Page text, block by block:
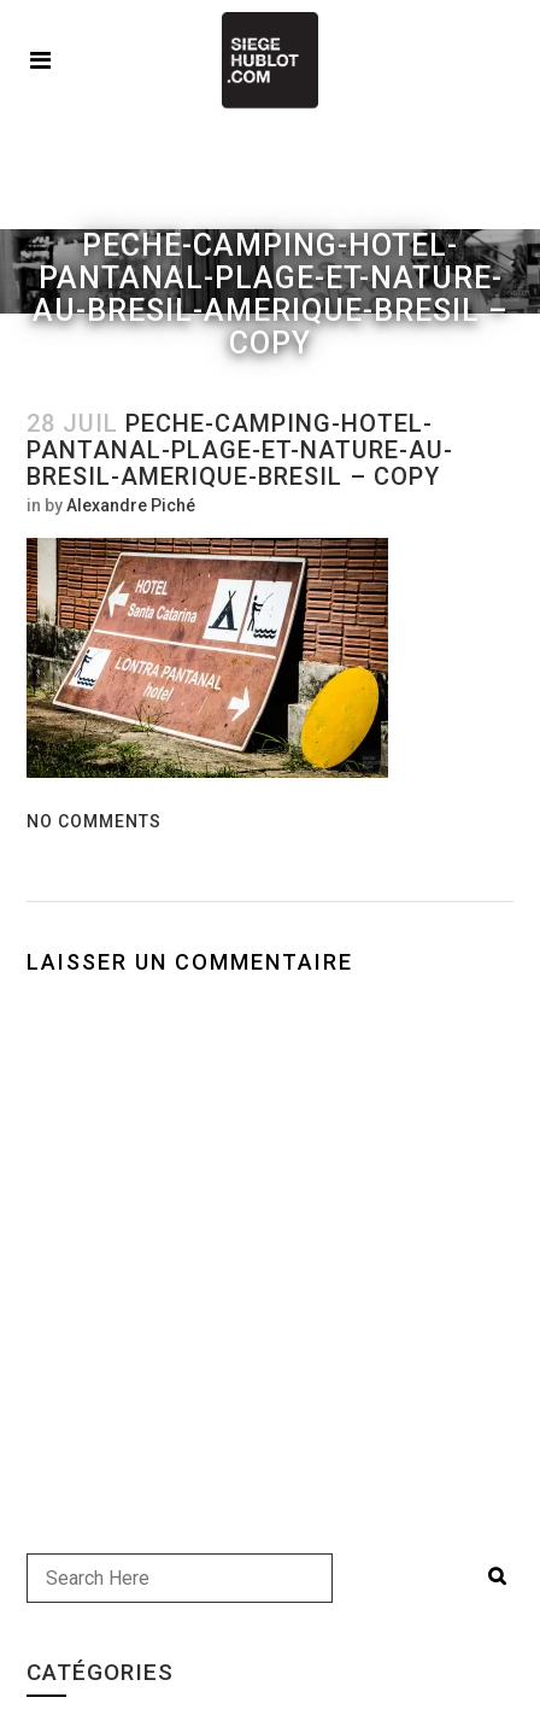
PECHE-CAMPING-HOTEL-
PANTANAL-PLAGE-ET-NATURE-
AU-BRESIL-AMERIQUE-BRESIL –
COPY
28 JUIL PECHE-CAMPING-HOTEL-
PANTANAL-PLAGE-ET-NATURE-AU-
BRESIL-AMERIQUE-BRESIL – COPY
in byAlexandre Piché
NO COMMENTS
LAISSER UN COMMENTAIRE
CATÉGORIES